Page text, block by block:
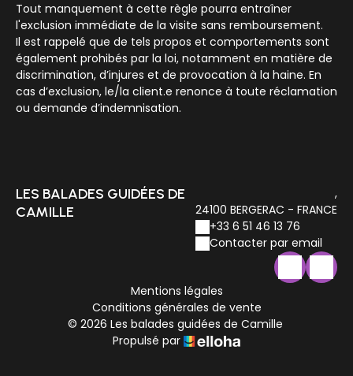
Tout manquement à cette règle pourra entraîner
l'exclusion immédiate de la visite sans remboursement.
Il est rappelé que de tels propos et comportements sont
également prohibés par la loi, notamment en matière de
discrimination, d’injures et de provocation à la haine. En
cas d’exclusion, le/la client.e renonce à toute réclamation
ou demande d’indemnisation.
LES BALADES GUIDÉES DE
CAMILLE
,
24100 BERGERAC - FRANCE
+33 6 51 46 13 76
Contacter par email
Mentions légales
Conditions générales de vente
© 2026 Les balades guidées de Camille
Propulsé par